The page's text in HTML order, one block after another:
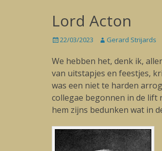
Lord Acton
Posted
22/03/2023 Author
Gerard Strijards
We hebben het, denk ik,
van uitstapjes en feestjes,
was een niet te harden
collegae begonnen in de lift
hem zijns bedunken wat in